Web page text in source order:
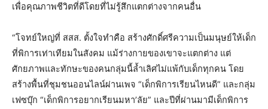
เพื่อคุณภาพชีวิตที่ดีโดยที่ไม่รู้สึกแตกต่างจากคนอื่น
“โจทย์ใหญ่ที่ สสส. ตั้งใจทำคือ สร้างศักดิ์ศรีความเป็นมนุษย์ให้เด็ก
ที่พิการเท่าเทียมในสังคม แม้ร่างกายของเขาจะแตกต่าง แต่
ศักยภาพและทักษะของคนกลุ่มนี้ล้ำเลิศไม่แพ้กับเด็กทุกคน โดย
สร้างพื้นที่ชุมชนออนไลน์ผ่านเพจ “เด็กพิการเรียนไหนดี” และกลุ่ม
เฟซบุ๊ก “เด็กพิการอยากเรียนมหา’ลัย” และปีที่ผ่านมามีเด็กพิการ